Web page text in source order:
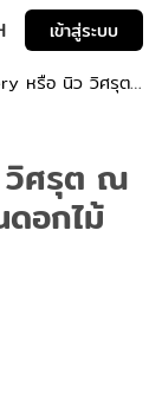
เข้าสู่ระบบ
หรือ นิว วิศรุต
วิศรุต ณ
อกไม้